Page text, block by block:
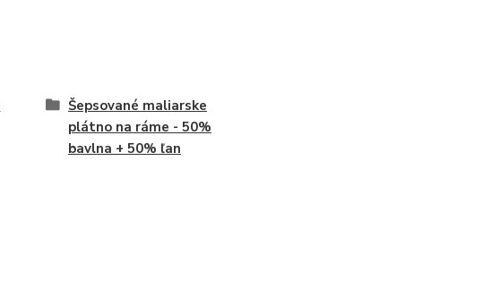
Šepsované maliarske
plátno na ráme - 50%
bavlna + 50% ľan